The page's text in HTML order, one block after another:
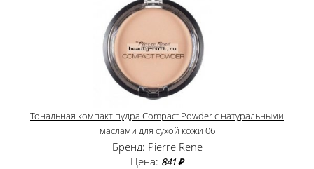
Тональная компакт пудра Compact Powder с натуральными
маслами для сухой кожи 06
Бренд: Pierre Rene
Цена: 841 ₽